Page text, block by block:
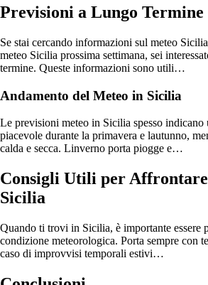
Previsioni a Lungo Termine
Se stai cercando informazioni sul meteo
meteo Sicilia prossima settimana, sei
termine. Queste informazioni sono utili…
Andamento del Meteo in Sicilia
Le previsioni meteo in Sicilia spesso indicano
piacevole durante la primavera e lautunno,
calda e secca. Linverno porta piogge e…
Consigli Utili per
Sicilia
Quando ti trovi in Sicilia, è importante essere
condizione meteorologica. Porta sempre con
caso di improvvisi temporali estivi…